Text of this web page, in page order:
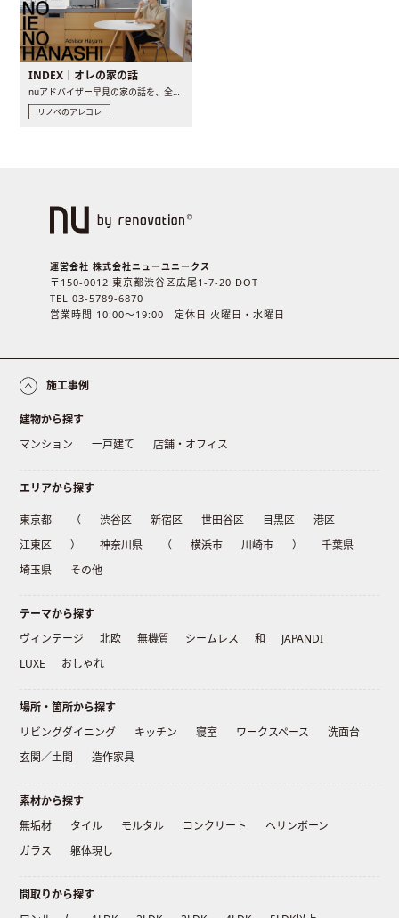
INDEX｜オレの家の話
nuアドバイザー早見の家の話を、全4話でお届け。リノベーションを..
リノベのアレコレ
運営会社 株式会社ニューユニークス
〒150-0012 東京都渋谷区広尾1-7-20 DOT
TEL 03-5789-6870
営業時間 10:00〜19:00 定休日 火曜日・水曜日
施工事例
建物から探す
マンション
一戸建て 店舗・オフィス
エリアから探す
東京都 （ 渋谷区 新宿区 世田谷区 目黒区
港区
江東区
） 神奈川県 （ 横浜市 川崎市 ）
千葉県
埼玉県
その他
テーマから探す
ヴィンテージ
北欧 無機質 シームレス 和
JAPANDI
LUXE
おしゃれ
場所・箇所から探す
リビングダイニング
キッチン 寝室 ワークスペース
洗面台
玄関／土間
造作家具
素材から探す
無垢材
タイル モルタル コンクリート
ヘリンボーン
ガラス
躯体現し
間取りから探す